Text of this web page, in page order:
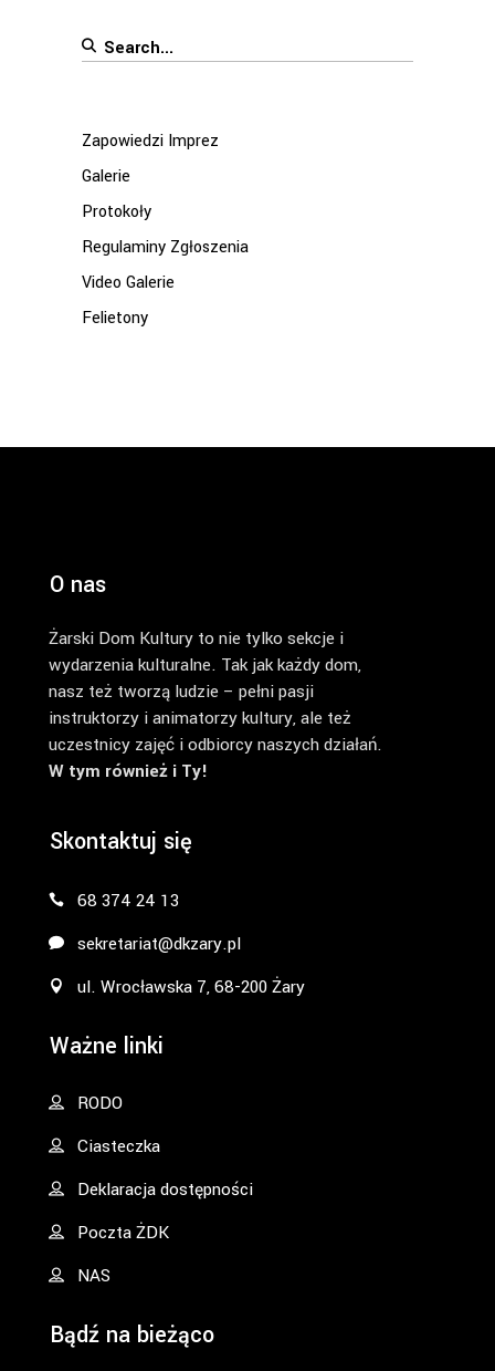
Search
Zapowiedzi Imprez
Galerie
Protokoły
Regulaminy Zgłoszenia
Video Galerie
Felietony
O nas
Żarski Dom Kultury to nie tylko sekcje i
wydarzenia kulturalne. Tak jak każdy dom,
nasz też tworzą ludzie – pełni pasji
instruktorzy i animatorzy kultury, ale też
uczestnicy zajęć i odbiorcy naszych działań.
W tym również i Ty!
Skontaktuj się
68 374 24 13
sekretariat@dkzary.pl
ul. Wrocławska 7, 68-200 Żary
Ważne linki
RODO
Ciasteczka
Deklaracja dostępności
Poczta ŻDK
NAS
Bądź na bieżąco